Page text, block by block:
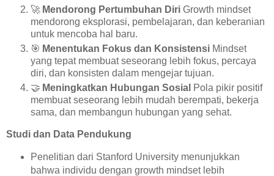
🚀 Mendorong Pertumbuhan Diri Growth mindset
mendorong eksplorasi, pembelajaran, dan keberanian
untuk mencoba hal baru.
🎯 Menentukan Fokus dan Konsistensi Mindset
yang tepat membuat seseorang lebih fokus, percaya
diri, dan konsisten dalam mengejar tujuan.
🤝 Meningkatkan Hubungan Sosial Pola pikir positif
membuat seseorang lebih mudah berempati, bekerja
sama, dan membangun hubungan yang sehat.
Studi dan Data Pendukung
Penelitian dari Stanford University menunjukkan
bahwa individu dengan growth mindset lebih